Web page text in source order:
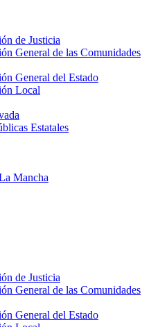
de Justicia
General de las Comunidades
General del Estado
Local
Estatales
Mancha
de Justicia
General de las Comunidades
General del Estado